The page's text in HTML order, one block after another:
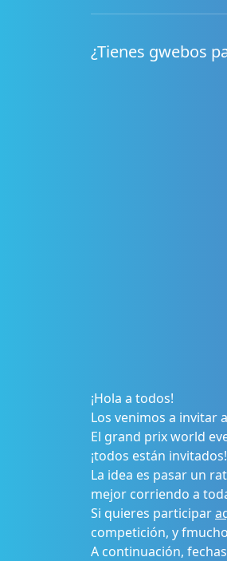
¿Tienes gwebos
¡Hola a todos!
Los venimos a invitar
El grand prix world
¡todos están invitados!
La idea es pasar un
mejor corriendo a
Si quieres participar
competición, y
A continuación,